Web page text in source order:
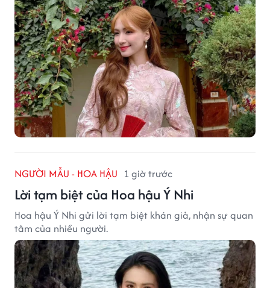
NGƯỜI MẪU - HOA HẬU 1 giờ trước
Lời tạm biệt của Hoa hậu Ý Nhi
Hoa hậu Ý Nhi gửi lời tạm biệt khán giả, nhận sự quan
tâm của nhiều người.